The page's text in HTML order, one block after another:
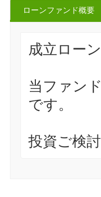
ローンファンド概要
成立ロー
当ファン
です。
投資ご検